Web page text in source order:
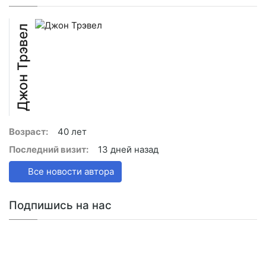
Джон Трэвел
Возраст:
40 лет
Последний визит:
13 дней назад
Все новости автора
Подпишись на нас